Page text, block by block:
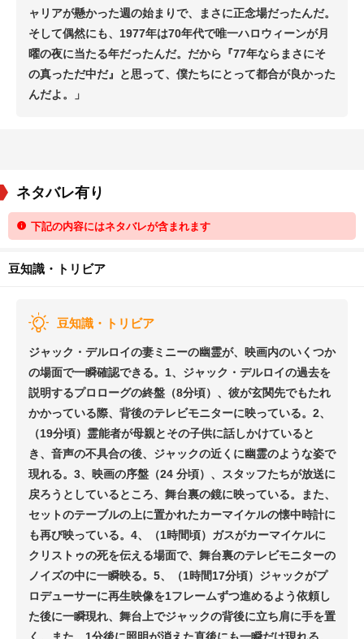
ャリアが懸かった週の始まりで、まさに正念場だったんだ。
そして偶然にも、1977年は70年代で唯一ハロウィーンが月
曜の夜に当たる年だったんだ。だから『77年ならまさにそ
の真っただ中だ』と思って、僕たちにとって都合が良かった
んだよ。」
ネタバレ有り
下記の内容にはネタバレが含まれます
豆知識・トリビア
豆知識・トリビア
ジャック・デルロイの妻ミニーの幽霊が、映画内のいくつか
の場面で一瞬確認できる。1、ジャック・デルロイの過去を
説明するプロローグの終盤（8分頃）、彼が玄関先でもたれ
かかっている際、背後のテレビモニターに映っている。2、
（19分頃）霊能者が母親とその子供に話しかけていると
き、音声の不具合の後、ジャックの近くに幽霊のような姿で
現れる。3、映画の序盤（24 分頃）、スタッフたちが放送に
戻ろうとしているところ、舞台裏の鏡に映っている。また、
セットのテーブルの上に置かれたカーマイケルの懐中時計に
も再び映っている。4、（1時間頃）ガスがカーマイケルに
クリストゥの死を伝える場面で、舞台裏のテレビモニターの
ノイズの中に一瞬映る。5、（1時間17分頃）ジャックがプ
ロデューサーに再生映像を1フレームずつ進めるよう依頼し
た後に一瞬現れ、舞台上でジャックの背後に立ち肩に手を置